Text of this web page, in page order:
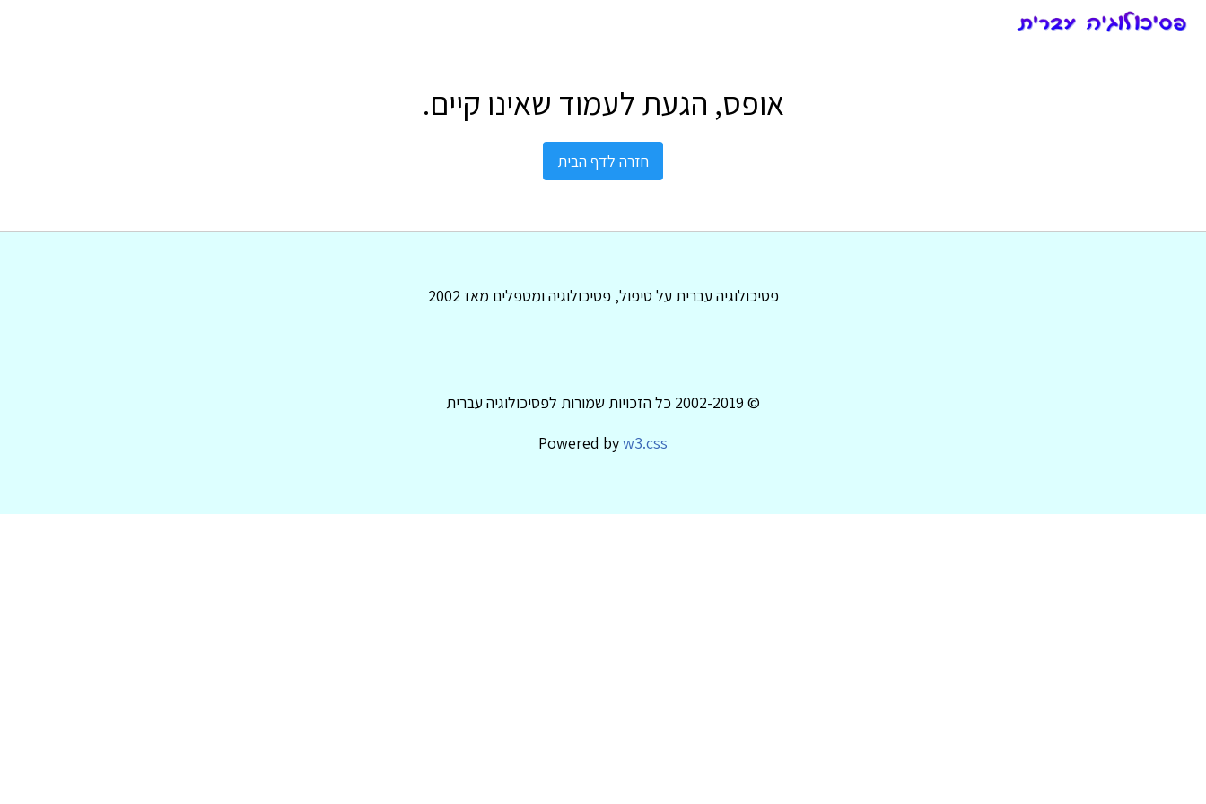
אופס, הגעת לעמוד שאינו קיים.
חזרה לדף הבית
פסיכולוגיה עברית על טיפול, פסיכולוגיה ומטפלים מאז 2002
© 2002-2019 כל הזכויות שמורות לפסיכולוגיה עברית
Powered byw3.css